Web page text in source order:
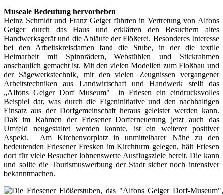
Museale Bedeutung hervorheben
Heinz Schmidt und Franz Geiger führten in Vertretung von Alfons
Geiger durch das Haus und erklärten den Besuchern altes
Handwerksgerät und die Abläufe der Flößerei. Besonderes Interesse
bei den Arbeitskreisdamen fand die Stube, in der die textile
Heimarbeit mit Spinnrädern, Webstühlen und Stickrahmen
anschaulich gemacht ist. Mit den vielen Modellen zum Floßbau und
der Sägewerkstechnik, mit den vielen Zeugnissen vergangener
Arbeitstechniken aus Landwirtschaft und Handwerk stellt das
„Alfons Geiger Dorf Museum" in Friesen ein eindrucksvolles
Beispiel dar, was durch die Eigeninitiative und den nachhaltigen
Einsatz aus der Dorfgemeinschaft heraus geleistet werden kann.
Daß im Rahmen der Friesener Dorferneuerung jetzt auch das
Umfeld neugestaltet werden konnte, ist ein weiterer positiver
Aspekt. Am Kirchenvorplatz in unmittelbarer Nähe zu den
bedeutenden Friesener Fresken im Kirchturm gelegen, hält Friesen
dort für viele Besucher lohnenswerte Ausflugsziele bereit. Die kann
und sollte die Tourismuswerbung der Stadt sicher noch intensiver
bekanntmachen.